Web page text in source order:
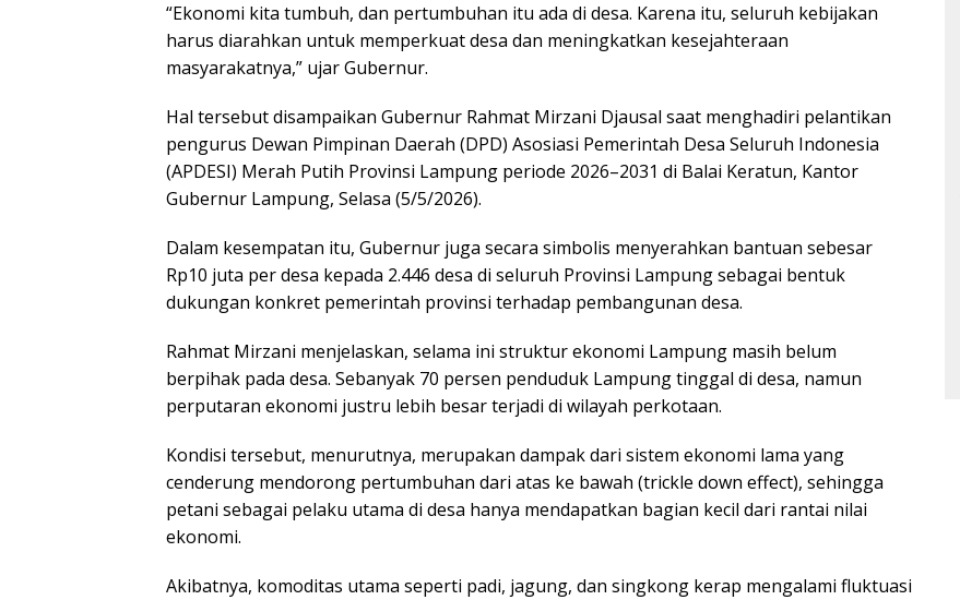
“Ekonomi kita tumbuh, dan pertumbuhan itu ada di desa. Karena itu, seluruh kebijakan
harus diarahkan untuk memperkuat desa dan meningkatkan kesejahteraan
masyarakatnya,” ujar Gubernur.
Hal tersebut disampaikan Gubernur Rahmat Mirzani Djausal saat menghadiri pelantikan
pengurus Dewan Pimpinan Daerah (DPD) Asosiasi Pemerintah Desa Seluruh Indonesia
(APDESI) Merah Putih Provinsi Lampung periode 2026–2031 di Balai Keratun, Kantor
Gubernur Lampung, Selasa (5/5/2026).
Dalam kesempatan itu, Gubernur juga secara simbolis menyerahkan bantuan sebesar
Rp10 juta per desa kepada 2.446 desa di seluruh Provinsi Lampung sebagai bentuk
dukungan konkret pemerintah provinsi terhadap pembangunan desa.
Rahmat Mirzani menjelaskan, selama ini struktur ekonomi Lampung masih belum
berpihak pada desa. Sebanyak 70 persen penduduk Lampung tinggal di desa, namun
perputaran ekonomi justru lebih besar terjadi di wilayah perkotaan.
Kondisi tersebut, menurutnya, merupakan dampak dari sistem ekonomi lama yang
cenderung mendorong pertumbuhan dari atas ke bawah (trickle down effect), sehingga
petani sebagai pelaku utama di desa hanya mendapatkan bagian kecil dari rantai nilai
ekonomi.
Akibatnya, komoditas utama seperti padi, jagung, dan singkong kerap mengalami fluktuasi